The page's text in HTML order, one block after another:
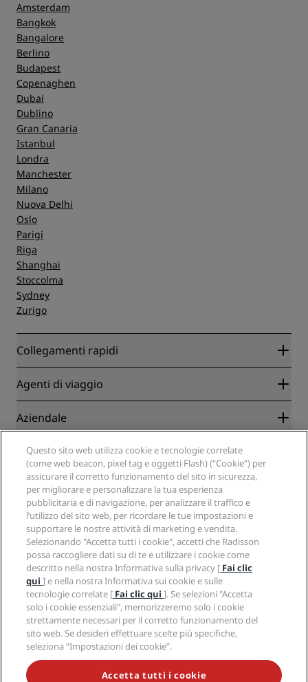
Amsterdam
Bangkok
Bangalore
Berlino
Budapest
Copenaghen
Dubai
Dublino
Gran Canaria
Istanbul
Londra
Manchester
Milano
Nuova Delhi
Oslo
Parigi
Riga
Shanghai
Stoccolma
Sydney
Zurigo
Collegamenti rapidi
Radisson Rewards
Blog
Destinazioni
APP Radisson Hotels
Hotel Approvati per sport
Hotel per famiglie
Salute e sicurezza
Agenti di viaggio
Partner
Agenti di viaggio
Aziendale
Radisson Hotel Group
Media
Opportunità di lavoro in RHG
Opportunità di lavoro in PPHE
Opportunità di lavoro in EHL
The Club by RHG
Opportunità di sviluppo
Responsible Business
Approvvigionamento
Note legali
Centro sulla privacy
Note legali
Termini e condizioni di Radisson Rewards
Termini e condizioni di utilizzo del sito
Accessibilità digitale
Dichiarazione sulla schiavitù moderna
Aiuto
Avvisi per i consumatori
Contatti
Domande frequenti
Mappa del sito
Social media
Marchi Radisson Hotels
NON LASCIARTI SFUGGIRE LE NOSTRE OFFERTE MIGLIORI
Questo sito web utilizza cookie e tecnologie correlate
(come web beacon, pixel tag e oggetti Flash) (“Cookie”) per
assicurare il corretto funzionamento del sito in sicurezza,
per migliorare e personalizzare la tua esperienza
pubblicitaria e di navigazione, per analizzare il traffico e
l’utilizzo del sito web, per ricordare le tue impostazioni e
supportare le nostre attività di marketing e vendita.
Selezionando "Accetta tutti i cookie", accetti che Radisson
possa raccogliere dati su di te e utilizzare i cookie come
descritto nella nostra Informativa sulla privacy [ Fai clic
qui] e nella nostra Informativa sui cookie e sulle
tecnologie correlate [ Fai clic qui]. Se selezioni "Accetta
solo i cookie essenziali", memorizzeremo solo i cookie
strettamente necessari per il corretto funzionamento del
sito web. Se desideri effettuare scelte più specifiche,
seleziona “Impostazioni dei cookie”.
Accetta tutti i cookie